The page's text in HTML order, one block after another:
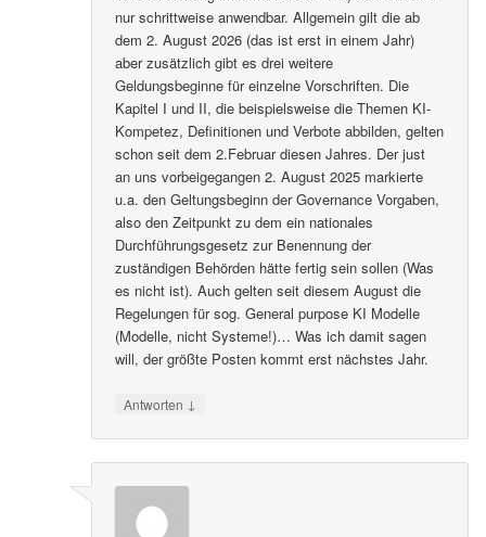
nur schrittweise anwendbar. Allgemein gilt die ab
dem 2. August 2026 (das ist erst in einem Jahr)
aber zusätzlich gibt es drei weitere
Geldungsbeginne für einzelne Vorschriften. Die
Kapitel I und II, die beispielsweise die Themen KI-
Kompetez, Definitionen und Verbote abbilden, gelten
schon seit dem 2.Februar diesen Jahres. Der just
an uns vorbeigegangen 2. August 2025 markierte
u.a. den Geltungsbeginn der Governance Vorgaben,
also den Zeitpunkt zu dem ein nationales
Durchführungsgesetz zur Benennung der
zuständigen Behörden hätte fertig sein sollen (Was
es nicht ist). Auch gelten seit diesem August die
Regelungen für sog. General purpose KI Modelle
(Modelle, nicht Systeme!)… Was ich damit sagen
will, der größte Posten kommt erst nächstes Jahr.
Antworten ↓